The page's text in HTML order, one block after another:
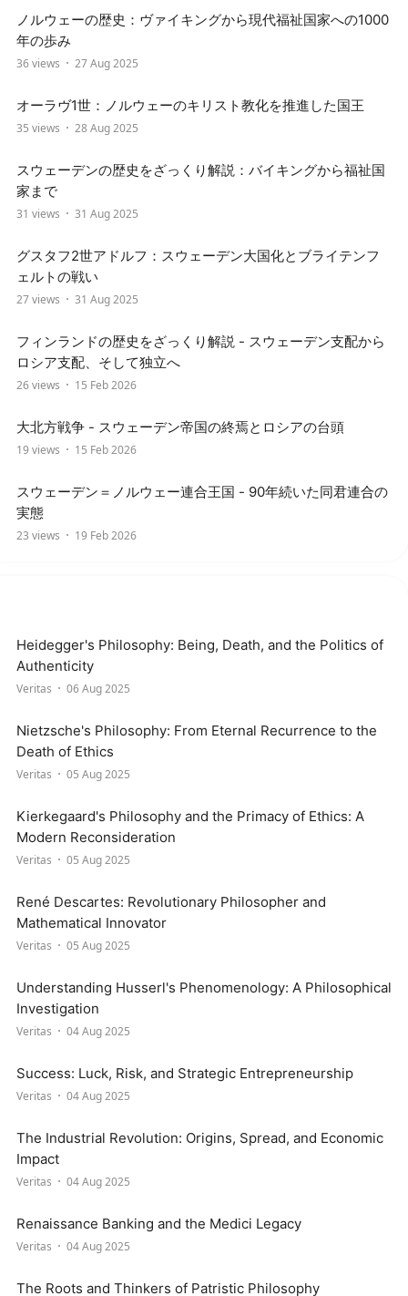
ノルウェーの歴史：ヴァイキングから現代福祉国家への1000
年の歩み
36 views 27 Aug 2025
オーラヴ1世：ノルウェーのキリスト教化を推進した国王
35 views 28 Aug 2025
スウェーデンの歴史をざっくり解説：バイキングから福祉国
家まで
31 views 31 Aug 2025
グスタフ2世アドルフ：スウェーデン大国化とブライテンフ
ェルトの戦い
27 views 31 Aug 2025
フィンランドの歴史をざっくり解説 - スウェーデン支配から
ロシア支配、そして独立へ
26 views 15 Feb 2026
大北方戦争 - スウェーデン帝国の終焉とロシアの台頭
19 views 15 Feb 2026
スウェーデン＝ノルウェー連合王国 - 90年続いた同君連合の
実態
23 views 19 Feb 2026
Heidegger's Philosophy: Being, Death, and the Politics of
Authenticity
Veritas 06 Aug 2025
Nietzsche's Philosophy: From Eternal Recurrence to the
Death of Ethics
Veritas 05 Aug 2025
Kierkegaard's Philosophy and the Primacy of Ethics: A
Modern Reconsideration
Veritas 05 Aug 2025
René Descartes: Revolutionary Philosopher and
Mathematical Innovator
Veritas 05 Aug 2025
Understanding Husserl's Phenomenology: A Philosophical
Investigation
Veritas 04 Aug 2025
Success: Luck, Risk, and Strategic Entrepreneurship
Veritas 04 Aug 2025
The Industrial Revolution: Origins, Spread, and Economic
Impact
Veritas 04 Aug 2025
Renaissance Banking and the Medici Legacy
Veritas 04 Aug 2025
The Roots and Thinkers of Patristic Philosophy